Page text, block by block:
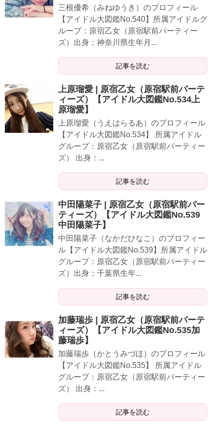
三根優希（みねゆうき）のプロフィール
【アイドル大図鑑No.540】所属アイドルグ
ループ：原宿乙女（原宿駅前パーティー
ズ）出身：神奈川県生年月...
記事を読む
上原瑠愛 | 原宿乙女（原宿駅前パーテ
ィーズ）【アイドル大図鑑No.534上
原瑠愛】
上原瑠愛（うえはらるあ）のプロフィール
【アイドル大図鑑No.534】 所属アイドル
グループ：原宿乙女（原宿駅前パーティー
ズ） 出身：...
記事を読む
中田陽菜子 | 原宿乙女（原宿駅前パー
ティーズ）【アイドル大図鑑No.539
中田陽菜子】
中田陽菜子（なかだひなこ）のプロフィー
ル【アイドル大図鑑No.539】所属アイドル
グループ：原宿乙女（原宿駅前パーティー
ズ）出身：千葉県生年...
記事を読む
加藤瑞歩 | 原宿乙女（原宿駅前パーテ
ィーズ）【アイドル大図鑑No.535加
藤瑞歩】
加藤瑞歩（かとうみづほ）のプロフィール
【アイドル大図鑑No.535】 所属アイドル
グループ：原宿乙女（原宿駅前パーティー
ズ） 出身：...
記事を読む